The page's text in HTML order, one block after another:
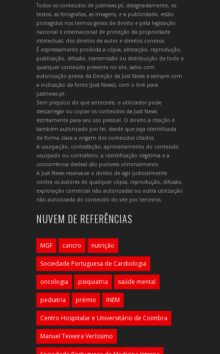
Todos os conteúdos de justnews.pt, designadamente, os
textos, as fotografias, as imagens, e a publicidade, estão
protegidos nos termos gerais de direito e pela legislação
nacional e internacional de proteção da propriedade
intelectual, dos direitos de autor e direitos conexos.
É expressamente proibida a cópia, alteração, reprodução,
publicação, difusão, transmissão ou distribuição de todo e
qualquer conteúdo presente no site, salvo com
autorização prévia da Direção da Just News e sempre com
a indicação da fonte (Just News), com o link para
justnews.pt.
Sem prejuízo do que antecede, o utilizador pode
descarregar ou copiar os conteúdos da Just News
estritamente para seu uso pessoal. O direito à citação é
também autorizado por lei, desde que seja identificada
de forma clara a origem dos conteúdos citados.
A usurpação, contrafação, aproveitamento do conteúdo
usurpado ou contrafeito, a identificação ilegítima e a
concorrência desleal são puníveis criminalmente.
A Just News reserva-se o direito de agir judicialmente
contra os autores de qualquer cópia, reprodução, difusão,
exploração comercial não autorizadas ou outra utilização
não autorizada do conteúdo do site por terceiros.
NUVEM DE REFERÊNCIAS
MGF cancro nutrição
Sociedade Portuguesa de Cardiologia
oncologia psiquiatria saúde mental
pediatria prémio INEM
Centro Hospitalar e Universitário de Coimbra
Manuel Teixeira Veríssimo